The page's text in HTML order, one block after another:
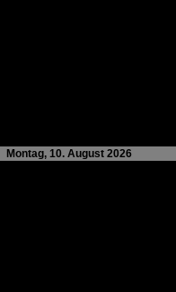
Montag, 10. August 2026